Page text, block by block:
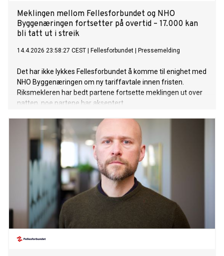
Meklingen mellom Fellesforbundet og NHO
Byggenæringen fortsetter på overtid – 17.000 kan
bli tatt ut i streik
14.4.2026 23:58:27 CEST Fellesforbundet Pressemelding
Det har ikke lykkes Fellesforbundet å komme til enighet med
NHO Byggenæringen om ny tariffavtale innen fristen.
Riksmekleren har bedt partene fortsette meklingen ut over
natten, noe partene har akseptert.